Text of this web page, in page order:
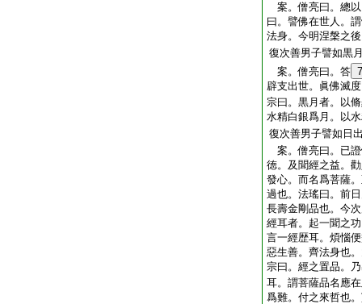
案。僧亮曰。總
曰。譬佛在世人。
法身。今明涅槃之
復次善男子譬如黒
案。僧亮曰。答 7
辟支出世。眞佛滅
宗曰。黒月者。以
水精白銀爲月。以
復次善男子譬如日
案。僧亮曰。已
徳。及聞經之益。
發心。而名爲菩薩
過也。法瑤曰。前
長壽金剛品也。今
經耳者。起一聞之
言一經歴耳。煩惱
惡生善。齊法身也
宗曰。經之置品。
耳。謂菩薩品名應
爲難。付之來哲也